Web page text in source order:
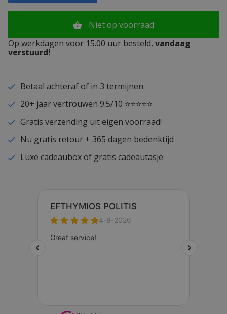
Niet op voorraad
Op werkdagen voor 15.00 uur besteld, vandaag
verstuurd!
Betaal achteraf of in 3 termijnen
20+ jaar vertrouwen 9.5/10 ⭐⭐⭐⭐⭐
Gratis verzending uit eigen voorraad!
Nu gratis retour + 365 dagen bedenktijd
Luxe cadeaubox of gratis cadeautasje